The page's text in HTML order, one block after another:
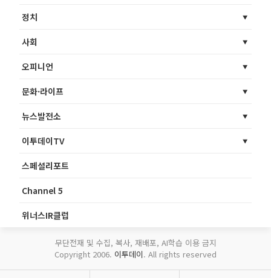
정치
사회
오피니언
문화·라이프
뉴스발전소
이투데이TV
스페셜리포트
Channel 5
위너스IR클럽
무단전재 및 수집, 복사, 재배포, AI학습 이용 금지
Copyright 2006. 이투데이. All rights reserved